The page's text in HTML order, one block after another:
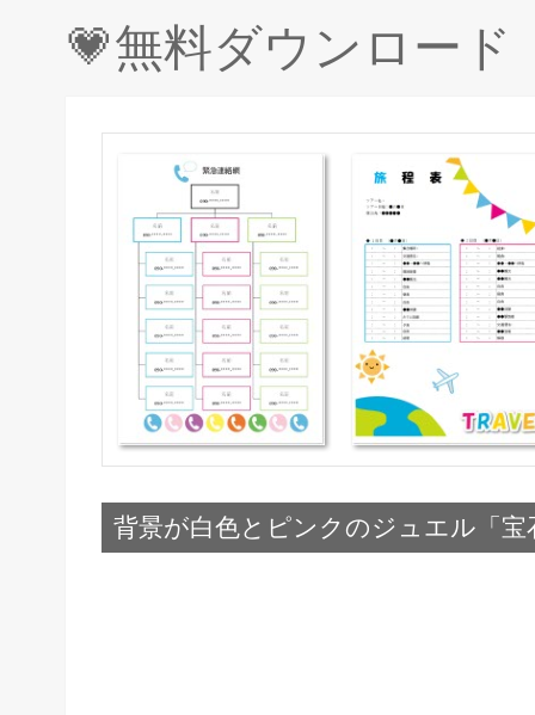
💗無料ダウンロード
背景が白色とピンクのジュエル「